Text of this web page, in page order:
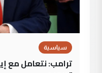
سياسية
ترامب: نتعامل مع